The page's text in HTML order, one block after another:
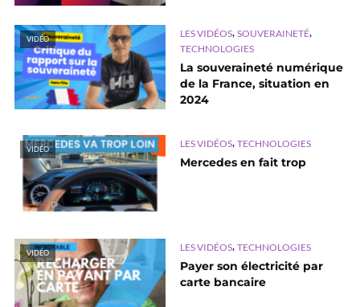
VIDÉO
LES VIDÉOS, SOUVERAINETÉ,
TECHNOLOGIES
La souveraineté numérique
de la France, situation en
2024
VIDÉO
LES VIDÉOS, TECHNOLOGIES
Mercedes en fait trop
VIDÉO
LES VIDÉOS, TECHNOLOGIES
Payer son électricité par
carte bancaire